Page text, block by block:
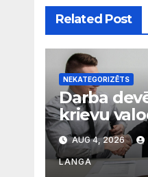
Related Post
NEKATEGORIZĒTS
Darba
krievu
pamatota
vai
Skaidro VDI
AUG 4, 2026
LANGA